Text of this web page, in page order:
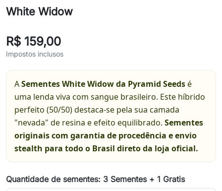
White Widow
R$ 159,00
Impostos inclusos
ASementes White Widow da Pyramid Seedsé
uma lenda viva com sangue brasileiro. Este híbrido
perfeito (50/50) destaca-se pela sua camada
"nevada" de resina e efeito equilibrado. Sementes
originais com garantia de procedência e envio
stealth para todo o Brasil direto da loja oficial.
Quantidade de sementes: 3 Sementes + 1 Gratis